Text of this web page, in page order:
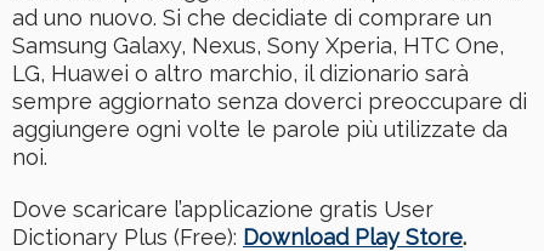
ad uno nuovo. Si che decidiate di comprare un
Samsung Galaxy, Nexus, Sony Xperia, HTC One,
LG, Huawei o altro marchio, il dizionario sarà
sempre aggiornato senza doverci preoccupare di
aggiungere ogni volte le parole più utilizzate da
noi.
Dove scaricare l’applicazione gratis User
Dictionary Plus (Free): Download Play Store.